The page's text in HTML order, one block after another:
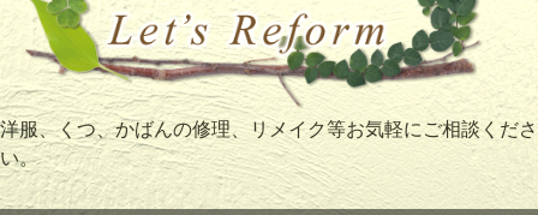
洋服、くつ、かばんの修理、リメイク等お気軽にご相談くださ
い。